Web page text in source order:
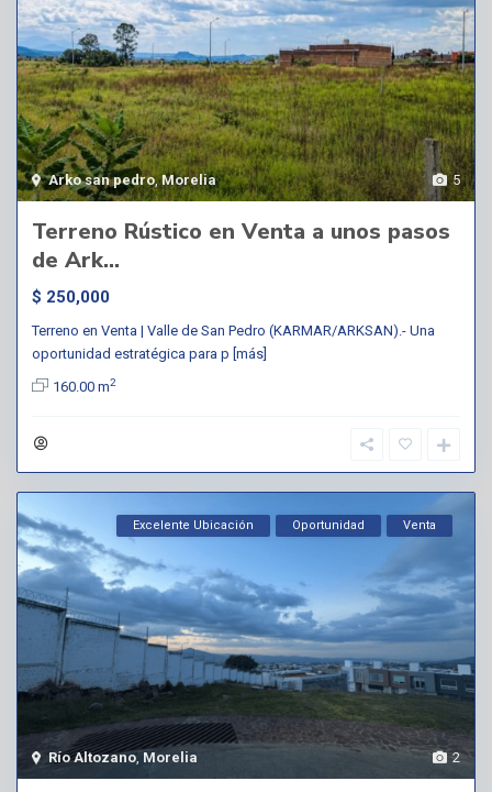
5
Arko san pedro,Morelia
Terreno Rústico en Venta a unos pasos
de Ark...
$ 250,000
Terreno en Venta | Valle de San Pedro (KARMAR/ARKSAN).- Una
oportunidad estratégica para p [más]
160.00 m2
2
Río Altozano, Morelia
Excelente Ubicación Oportunidad Venta